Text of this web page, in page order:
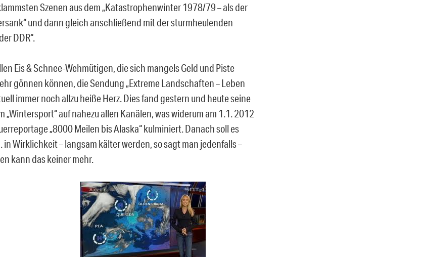
Szenen aus dem „Katastrophenwinter 1978/79 – als der
und dann gleich anschließend mit der sturmheulenden
DDR“.
Eis & Schnee-Wehmütigen, die sich mangels Geld und Piste
gönnen können, die Sendung „Extreme Landschaften – Leben
immer noch allzu heiße Herz. Dies fand gestern und heute seine
„Wintersport“ auf nahezu allen Kanälen, was widerum am 1.1. 2012
„8000 Meilen bis Alaska“ kulminiert. Danach soll es
in Wirklichkeit – langsam kälter werden, so sagt man jedenfalls –
kann das keiner mehr.